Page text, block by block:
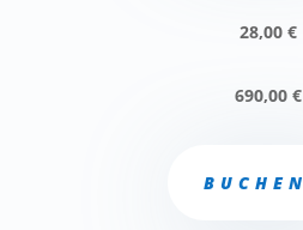
28,00 €
690,00 €
BUCHEN